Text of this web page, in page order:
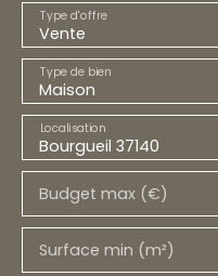
Vente
Type d'offre
Maison
Type de bien
Bourgueil 37140
Localisation
Budget max (€)
Surface min (m²)